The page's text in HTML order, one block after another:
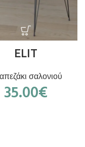
ELIT
σαλονιού
35.00€